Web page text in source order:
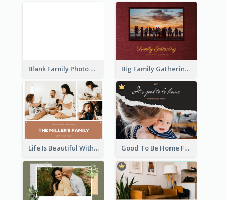
Blank Family Photo Book Big Family Gathering Photo Book
Life Is Beautiful With Family Photo Book Good To Be Home Family Photo Book